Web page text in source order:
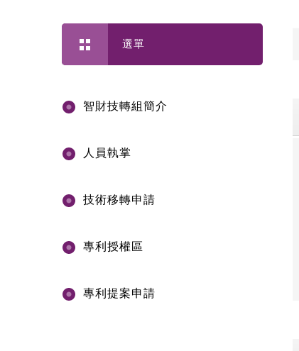
選單
智財技轉組簡介
人員執掌
技術移轉申請
專利授權區
專利提案申請